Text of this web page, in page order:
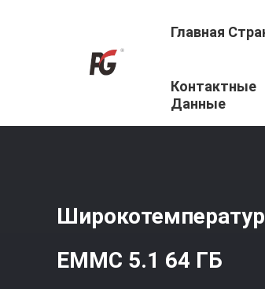
Главная
Контактные
Данные
Продукция /
EMMC 5.1 64 ГБ